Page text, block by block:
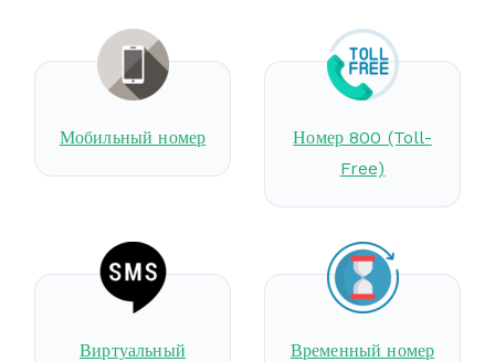
Мобильный номер
Номер 800 (Toll-
Free)
Виртуальный
Временный номер